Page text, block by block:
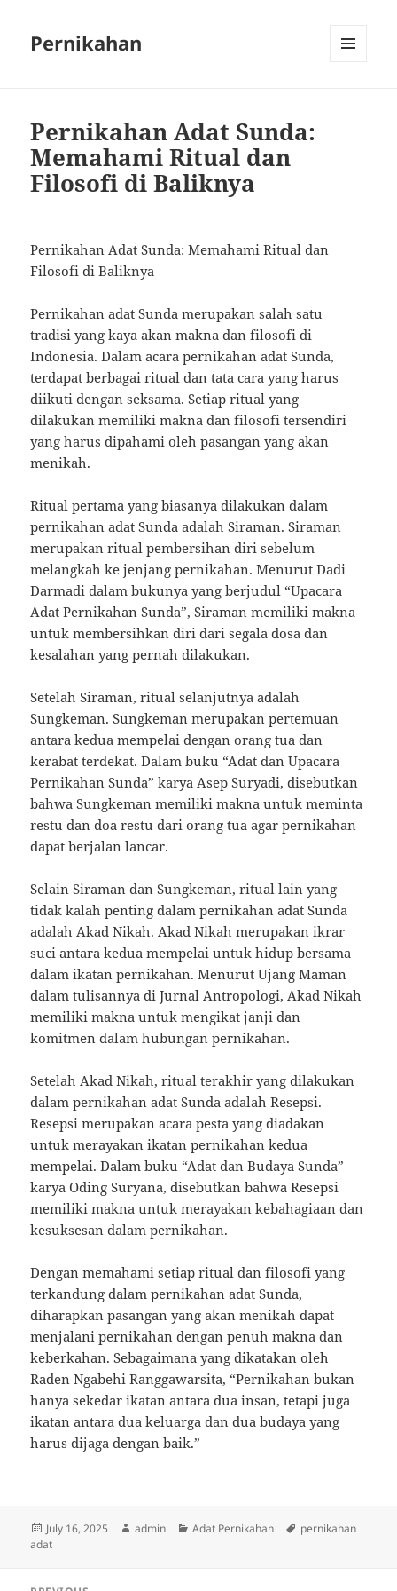
Pernikahan
Pernikahan Adat Sunda:
Memahami Ritual dan
Filosofi di Baliknya
Pernikahan Adat Sunda: Memahami Ritual dan
Filosofi di Baliknya
Pernikahan adat Sunda merupakan salah satu
tradisi yang kaya akan makna dan filosofi di
Indonesia. Dalam acara pernikahan adat Sunda,
terdapat berbagai ritual dan tata cara yang harus
diikuti dengan seksama. Setiap ritual yang
dilakukan memiliki makna dan filosofi tersendiri
yang harus dipahami oleh pasangan yang akan
menikah.
Ritual pertama yang biasanya dilakukan dalam
pernikahan adat Sunda adalah Siraman. Siraman
merupakan ritual pembersihan diri sebelum
melangkah ke jenjang pernikahan. Menurut Dadi
Darmadi dalam bukunya yang berjudul “Upacara
Adat Pernikahan Sunda”, Siraman memiliki makna
untuk membersihkan diri dari segala dosa dan
kesalahan yang pernah dilakukan.
Setelah Siraman, ritual selanjutnya adalah
Sungkeman. Sungkeman merupakan pertemuan
antara kedua mempelai dengan orang tua dan
kerabat terdekat. Dalam buku “Adat dan Upacara
Pernikahan Sunda” karya Asep Suryadi, disebutkan
bahwa Sungkeman memiliki makna untuk meminta
restu dan doa restu dari orang tua agar pernikahan
dapat berjalan lancar.
Selain Siraman dan Sungkeman, ritual lain yang
tidak kalah penting dalam pernikahan adat Sunda
adalah Akad Nikah. Akad Nikah merupakan ikrar
suci antara kedua mempelai untuk hidup bersama
dalam ikatan pernikahan. Menurut Ujang Maman
dalam tulisannya di Jurnal Antropologi, Akad Nikah
memiliki makna untuk mengikat janji dan
komitmen dalam hubungan pernikahan.
Setelah Akad Nikah, ritual terakhir yang dilakukan
dalam pernikahan adat Sunda adalah Resepsi.
Resepsi merupakan acara pesta yang diadakan
untuk merayakan ikatan pernikahan kedua
mempelai. Dalam buku “Adat dan Budaya Sunda”
karya Oding Suryana, disebutkan bahwa Resepsi
memiliki makna untuk merayakan kebahagiaan dan
kesuksesan dalam pernikahan.
Dengan memahami setiap ritual dan filosofi yang
terkandung dalam pernikahan adat Sunda,
diharapkan pasangan yang akan menikah dapat
menjalani pernikahan dengan penuh makna dan
keberkahan. Sebagaimana yang dikatakan oleh
Raden Ngabehi Ranggawarsita, “Pernikahan bukan
hanya sekedar ikatan antara dua insan, tetapi juga
ikatan antara dua keluarga dan dua budaya yang
harus dijaga dengan baik.”
Posted
on
July 16, 2025 Author
admin Categories
Adat Pernikahan Tags
pernikahan
adat